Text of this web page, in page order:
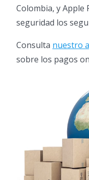
Colombia, y Apple
seguridad los
Consulta nuestro
sobre los pagos